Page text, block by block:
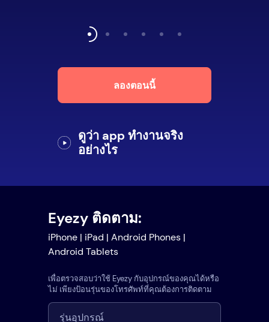
ลองตอนนี้
ดูว่า app ทำงานจริง
อย่างไร
Eyezy ติดตาม:
iPhone | iPad | Android Phones |
Android Tablets
เพื่อตรวจสอบว่าใช้ Eyezy กับอุปกรณ์ของคุณได้หรือ
ไม่ เพียงป้อนรุ่นของโทรศัพท์ที่คุณต้องการติดตาม